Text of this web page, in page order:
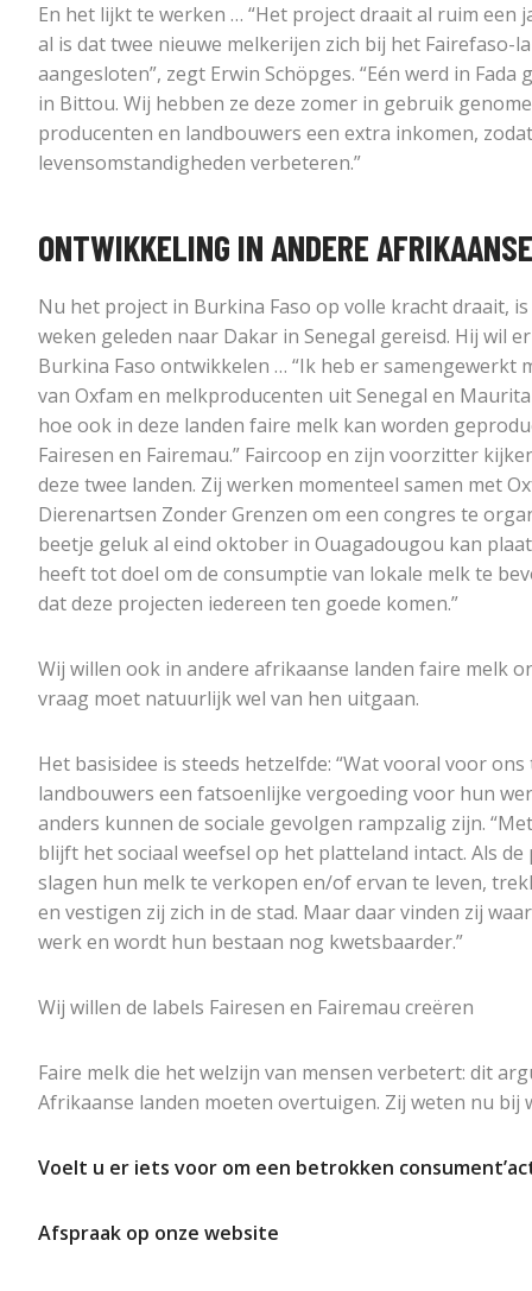
En het lijkt te werken … “Het project draait al ruim een
al is dat twee nieuwe melkerijen zich bij het Fairefaso-
aangesloten”, zegt Erwin Schöpges. “Eén werd in Fada
in Bittou. Wij hebben ze deze zomer in gebruik
producenten en landbouwers een extra inkomen,
levensomstandigheden verbeteren.”
ONTWIKKELING IN ANDERE
Nu het project in Burkina Faso op volle kracht draait,
weken geleden naar Dakar in Senegal gereisd. Hij wil
Burkina Faso ontwikkelen … “Ik heb er samengewerkt
van Oxfam en melkproducenten uit Senegal en
hoe ook in deze landen faire melk kan worden
Fairesen en Fairemau.” Faircoop en zijn voorzitter
deze twee landen. Zij werken momenteel samen met
Dierenartsen Zonder Grenzen om een congres te
beetje geluk al eind oktober in Ouagadougou kan
heeft tot doel om de consumptie van lokale melk te
dat deze projecten iedereen ten goede komen.”
Wij willen ook in andere afrikaanse landen faire melk
vraag moet natuurlijk wel van hen uitgaan.
Het basisidee is steeds hetzelfde: “Wat vooral voor
landbouwers een fatsoenlijke vergoeding voor hun
anders kunnen de sociale gevolgen rampzalig zijn.
blijft het sociaal weefsel op het platteland intact. Als
slagen hun melk te verkopen en/of ervan te leven,
en vestigen zij zich in de stad. Maar daar vinden zij
werk en wordt hun bestaan nog kwetsbaarder.”
Wij willen de labels Fairesen en Fairemau creëren
Faire melk die het welzijn van mensen verbetert: dit
Afrikaanse landen moeten overtuigen. Zij weten nu bij
Voelt u er iets voor om een betrokken
Afspraak op onze website